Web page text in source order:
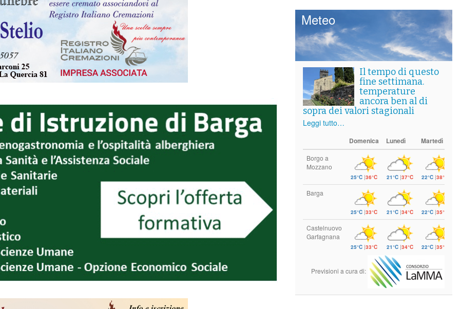
Meteo
Il tempo di questo
fine settimana.
temperature
ancora ben al di
sopra dei valori stagionali
Leggi tutto…
Domenica Lunedì Martedì
Borgo a
Mozzano
25°C |36°C 21°C |37°C 22°C |38°C
Barga
25°C |33°C 21°C |34°C 22°C |35°C
Castelnuovo
Garfagnana
25°C |33°C 21°C |34°C 22°C |35°C
Previsioni a cura di: